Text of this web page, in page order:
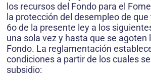
los recursos del Fondo para el
la protección del desempleo de
6o de la presente ley a los
una sola vez y hasta que se agoten
Fondo. La reglamentación
condiciones a partir de los cuales
subsidio: